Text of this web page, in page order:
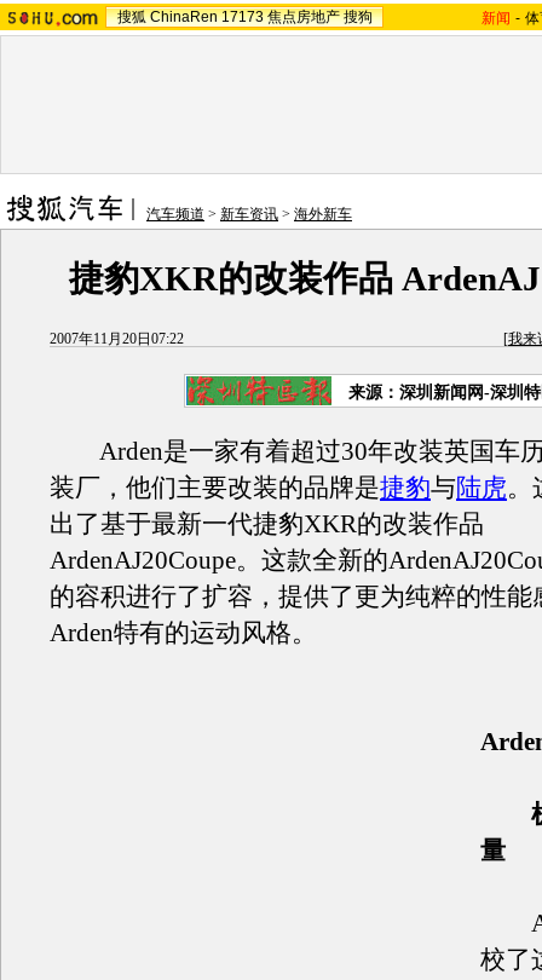
搜狐 ChinaRen 17173 焦点房地产 搜狗 新闻 -
汽车频道 > 新车资讯 > 海外新车
捷豹XKR的改装作品
2007年11月20日07:22 [我来
来源：深圳新闻网-深圳
Arden是一家有着超过30年改装英国车
装厂，他们主要改装的品牌是捷豹与陆虎。
出了基于最新一代捷豹XKR的改装作品
ArdenAJ20Coupe。这款全新的
的容积进行了扩容，提供了更为纯粹的性能
Arden特有的运动风格。
机
量
校了